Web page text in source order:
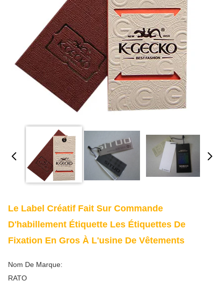
Le Label Créatif Fait Sur Commande
D'habillement Étiquette Les Étiquettes De
Fixation En Gros À L'usine De Vêtements
Nom De Marque:
RATO